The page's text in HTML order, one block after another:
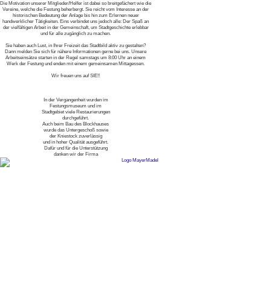
Die Motivation unserer Mitglieder/Helfer ist dabei so breitgefächert wie die
Vereine, welche die Festung beherbergt. Sie reicht vom Interesse an der
historischen Bedeutung der Anlage bis hin zum Erlernen neuer
handwerklicher Tätigkeiten. Eins verbindet uns jedoch alle: Der Spaß an
der vielfältigen Arbeit in der Gemeinschaft, um Stadtgeschichte erlebbar
und für alle zugänglich zu machen.
Sie haben auch Lust, in Ihrer Freizeit das Stadtbild aktiv zu gestalten?
Dann melden Sie sich für nähere Informationen gerne bei uns. Unsere
Arbeitseinsätze starten in der Regel samstags um 8:00 Uhr an einem
Werk der Festung und enden mit einem gemeinsamen Mittagessen.
Wir freuen uns auf SIE!!
In der Vergangenheit wurden im
Festungsmuseum und im
Stadtgebiet viele Restaurierungen
durchgeführt.
Auch beim Bau des Blockhauses
wurde das Untergeschoß sowie
der Kniestock zuverlässig
und in hoher Qualität ausgeführt.
Dafür und für die Unterstützung
danken wir der Firma